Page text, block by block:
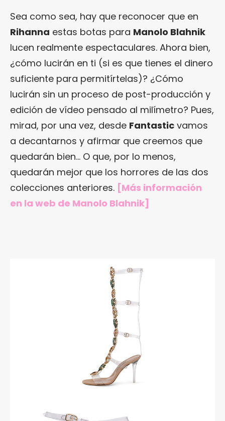
Sea como sea, hay que reconocer que en
Rihanna estas botas para Manolo Blahnik
lucen realmente espectaculares. Ahora bien,
¿cómo lucirán en ti (si es que tienes el dinero
suficiente para permitírtelas)? ¿Cómo
lucirán sin un proceso de post-producción y
edición de vídeo pensado al milímetro? Pues,
mirad, por una vez, desde Fantastic vamos
a decantarnos y afirmar que creemos que
quedarán bien… O que, por lo menos,
quedarán mejor que los horrores de las dos
colecciones anteriores. [Más información
en la web de Manolo Blahnik]